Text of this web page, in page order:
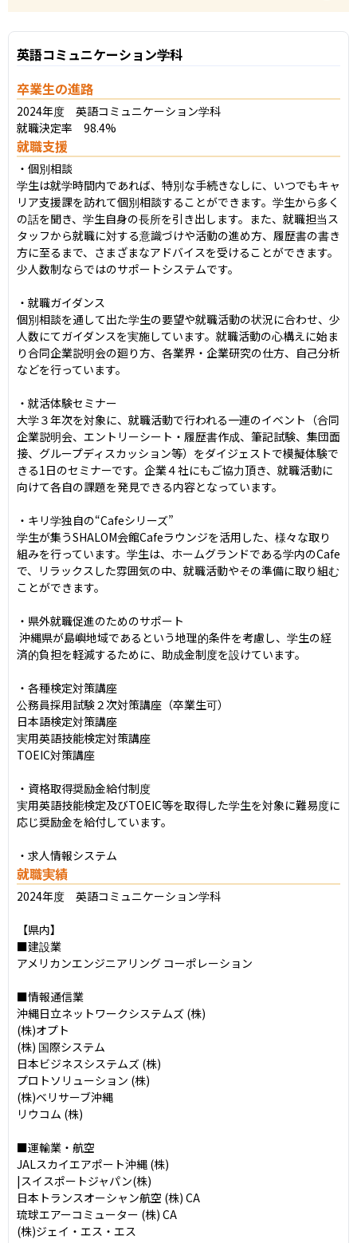
英語コミュニケーション学科
卒業生の進路
2024年度　英語コミュニケーション学科
就職決定率　98.4%
就職支援
・個別相談
学生は就学時間内であれば、特別な手続きなしに、いつでもキャ
リア支援課を訪れて個別相談することができます。学生から多く
の話を聞き、学生自身の長所を引き出します。また、就職担当ス
タッフから就職に対する意識づけや活動の進め方、履歴書の書き
方に至るまで、さまざまなアドバイスを受けることができます。
少人数制ならではのサポートシステムです。
・就職ガイダンス
個別相談を通して出た学生の要望や就職活動の状況に合わせ、少
人数にてガイダンスを実施しています。就職活動の心構えに始ま
り合同企業説明会の廻り方、各業界・企業研究の仕方、自己分析
などを行っています。
・就活体験セミナー
大学３年次を対象に、就職活動で行われる一連のイベント（合同
企業説明会、エントリーシート・履歴書作成、筆記試験、集団面
接、グループディスカッション等）をダイジェストで模擬体験で
きる1日のセミナーです。企業４社にもご協力頂き、就職活動に
向けて各自の課題を発見できる内容となっています。
・キリ学独自の“Cafeシリーズ”
学生が集うSHALOM会館Cafeラウンジを活用した、様々な取り
組みを行っています。学生は、ホームグランドである学内のCafe
で、リラックスした雰囲気の中、就職活動やその準備に取り組む
ことができます。
・県外就職促進のためのサポート
済的負担を軽減するために、助成金制度を設けています。
・各種検定対策講座
公務員採用試験２次対策講座（卒業生可）
日本語検定対策講座
実用英語技能検定対策講座
TOEIC対策講座
・資格取得奨励金給付制度
実用英語技能検定及びTOEIC等を取得した学生を対象に難易度に
応じ奨励金を給付しています。
・求人情報システム
就職実績
2024年度　英語コミュニケーション学科
【県内】
■建設業
アメリカンエンジニアリング コーポレーション
■情報通信業
沖縄日立ネットワークシステムズ (株)
(株)オプト
(株) 国際システム
日本ビジネスシステムズ (株)
プロトソリューション (株)
(株)ベリサーブ沖縄
リウコム (株)
■運輸業・航空
JALスカイエアポート沖縄 (株)
|スイスポートジャパン(株)
日本トランスオーシャン航空 (株) CA
琉球エアーコミューター (株) CA
(株)ジェイ・エス・エス